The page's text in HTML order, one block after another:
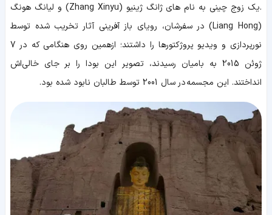
.یک زوج چینی به نام های ژانگ ژینیو (Zhang Xinyu) و لیانگ هونگ
(Liang Hong) در سفرشان، رویای باز آفرینی آثار تخریب شده توسط
نورپردازی و ویدیو پروژکتورها را داشتند؛ ازهمین روی هنگامی که در 7
ژوئن 2015 به بامیان رسیدند، تصویر این بودا را بر جای خالی‌اش
انداختند. این مجسمه در سال 2001 توسط طالبان نابود شده بود.